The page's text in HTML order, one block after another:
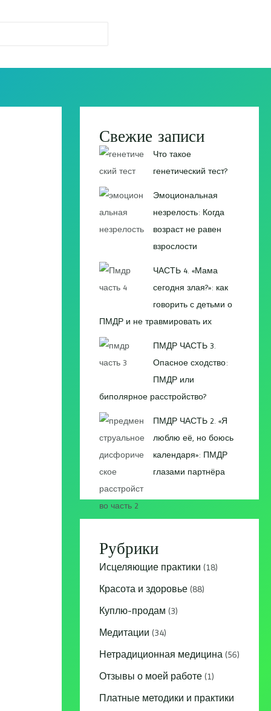
Свежие записи
Что такое
генетический тест?
Эмоциональная
незрелость: Когда
возраст не равен
взрослости
ЧАСТЬ 4. «Мама
сегодня злая?»: как
говорить с детьми о
ПМДР и не травмировать их
ПМДР ЧАСТЬ 3.
Опасное сходство:
ПМДР или
биполярное расстройство?
ПМДР ЧАСТЬ 2. «Я
люблю её, но боюсь
календаря»: ПМДР
глазами партнёра
Рубрики
Исцеляющие практики (18)
Красота и здоровье (88)
Куплю-продам (3)
Медитации (34)
Нетрадиционная медицина (56)
Отзывы о моей работе (1)
Платные методики и практики